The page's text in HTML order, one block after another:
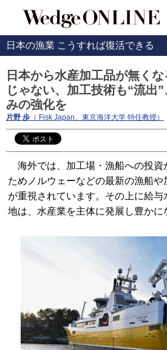
日本の漁業 こうすれば復活できる
日本から水産加工品が無く
じゃない、加工技術も“流出
みの強化を
片野 歩 （ Fisk Japan、東京海洋大学 特任教授）
海外では、加工場・漁船への投資
ためノルウェーなどの最新の漁船
が重視されています。その上に給
地は、水産業を主体に発展し豊かに